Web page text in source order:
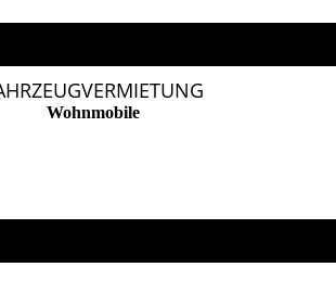
Wohnmobile